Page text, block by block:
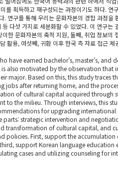
획득하고 재구성되는 과정이기도 하다. 연
연구를 통해 우리는 문화자본의 경합 과정을
다섯 가지로 세분화할 수 있었다. 이 연구는
한 문화자본의 축적 지원, 둘째, 취업 정보의
활용, 여섯째, 귀환 이후 한국 측 자료 접근
earned bachelor’s, master’s, and
also motivated by the observation
major. Based on this, this study traces
after returning home, and the
of cultural capital acquired through
the milieu. Through interviews, this
for upgrading international
strategic intervention and
of cultural capital, and
First, support the
support Korean language education
cases and utilizing counseling for